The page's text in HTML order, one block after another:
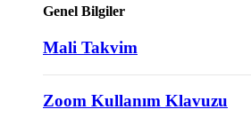
Genel Bilgiler
Mali Takvim
Zoom Kullanım Klavuzu